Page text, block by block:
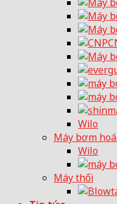
Wilo
Máy bơm
Wilo
Máy thổi